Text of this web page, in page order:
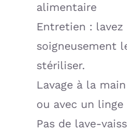
alimentaire
Entretien :
soigneusement
stériliser.
Lavage à la
ou avec un linge
Pas de lave-